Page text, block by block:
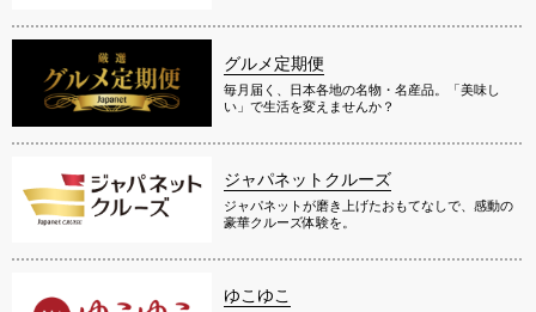
グルメ定期便
毎月届く、日本各地の名物・名産品。「美味し
い」で生活を変えませんか？
ジャパネットクルーズ
ジャパネットが磨き上げたおもてなしで、感動の
豪華クルーズ体験を。
ゆこゆこ